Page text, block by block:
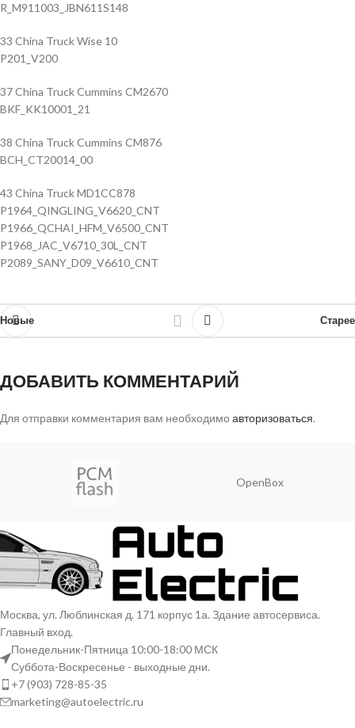
R_M911003_JBN611S148
33 China Truck Wise 10
P201_V200
37 China Truck Cummins CM2670
BKF_KK10001_21
38 China Truck Cummins CM876
BCH_CT20014_00
43 China Truck MD1CC878
P1964_QINGLING_V6620_CNT
P1966_QCHAI_HFM_V6500_CNT
P1968_JAC_V6710_30L_CNT
P2089_SANY_D09_V6610_CNT
Новые Старее
ДОБАВИТЬ КОММЕНТАРИЙ
Для отправки комментария вам необходимо авторизоваться.
OpenBox
Москва, ул. Люблинская д. 171 корпус 1а. Здание автосервиса.
Главный вход.
Понедельник-Пятница 10:00-18:00 МСК
Суббота-Воскресенье - выходные дни.
+7 (903) 728-85-35
marketing@autoelectric.ru